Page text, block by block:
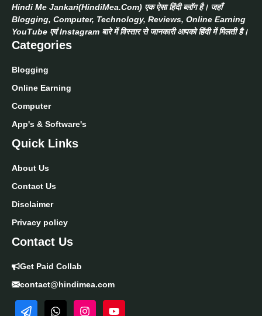
Hindi Me Jankari(HindiMea.Com) एक ऐसा हिंदी ब्लॉग है। जहाँ
Blogging, Computer, Technology, Reviews, Online Earning
YouTube एवं Instagram बारे में विस्तार से जानकारी आपको हिंदी में मिलती है।
Categories
Blogging
Online Earning
Computer
App's & Software's
Quick Links
About Us
Contact Us
Disclaimer
Privacy policy
Contact Us
Get Paid Collab
contact@hindimea.com